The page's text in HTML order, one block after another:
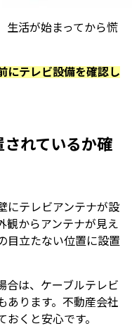
生活が始まってから慌
にテレビ設備を確認し
れているか確
にテレビアンテナが設
観からアンテナが見え
目立たない位置に設置
合は、ケーブルテレビ
あります。不動産会社
くと安心です。